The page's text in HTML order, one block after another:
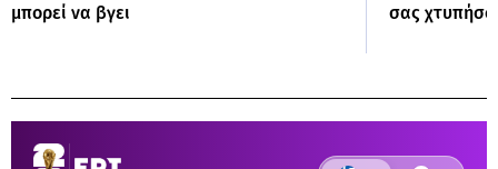
μπορεί να βγει
σας